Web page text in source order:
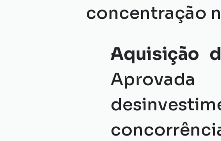
concentração
Aquisição